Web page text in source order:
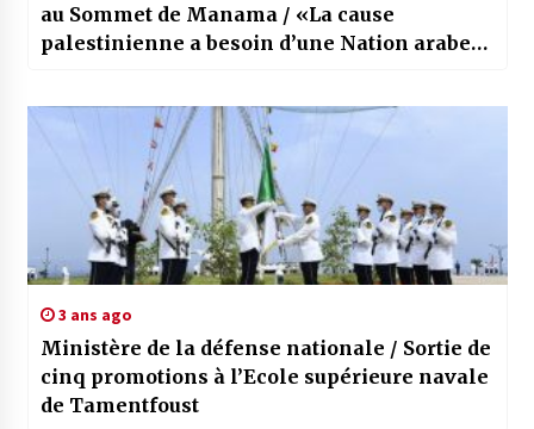
au Sommet de Manama / «La cause
palestinienne a besoin d’une Nation arabe
3 ans ago
Ministère de la défense nationale / Sortie de
cinq promotions à l’Ecole supérieure navale
de Tamentfoust